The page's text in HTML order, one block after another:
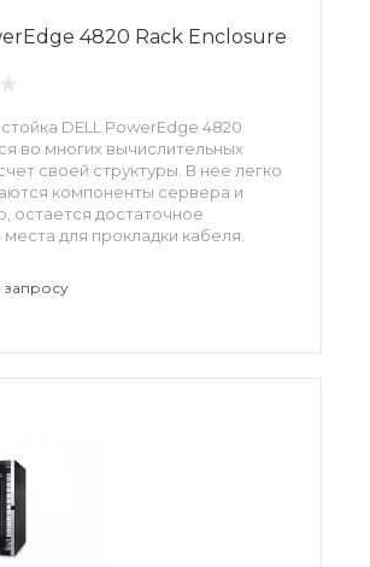
4820 Rack Enclosure
DELL PowerEdge 4820
во многих вычислительных
своей структуры. В нее легко
компоненты сервера и
остается достаточное
для прокладки кабеля.
питания и своей